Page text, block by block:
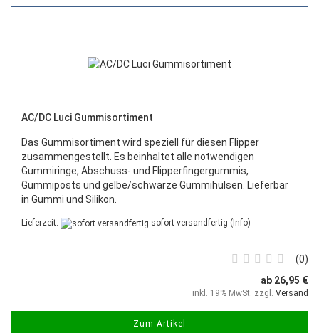
AC/DC Luci Gummisortiment
Das Gummisortiment wird speziell für diesen Flipper
zusammengestellt. Es beinhaltet alle notwendigen
Gummiringe, Abschuss- und Flipperfingergummis,
Gummiposts und gelbe/schwarze Gummihülsen. Lieferbar
in Gummi und Silikon.
Lieferzeit: sofort versandfertig (Info)
0
ab 26,95 €
inkl. 19% MwSt. zzgl. Versand
Zum Artikel